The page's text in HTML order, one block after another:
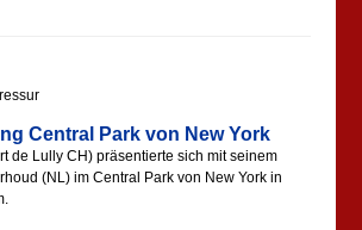
Central Park von New York
de Lully CH) präsentierte sich mit seinem
(NL) im Central Park von New York in